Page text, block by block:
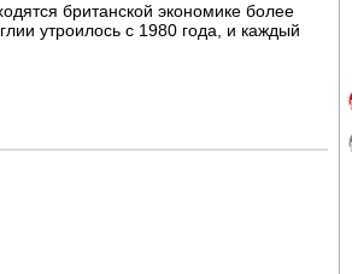
британской экономике более
утроилось с 1980 года, и каждый